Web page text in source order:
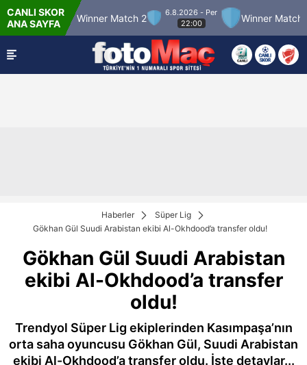
CANLI SKOR
ANA SAYFA
12 Winner Match 2
6.8.2026 - Per
22:00
Winner Match 3
Haberler
Süper Lig
Gökhan Gül Suudi Arabistan ekibi Al-Okhdood’a transfer oldu!
Gökhan Gül Suudi Arabistan
ekibi Al-Okhdood’a transfer
oldu!
Trendyol Süper Lig ekiplerinden Kasımpaşa’nın
orta saha oyuncusu Gökhan Gül, Suudi Arabistan
ekibi Al-Okhdood’a transfer oldu. İşte detaylar...